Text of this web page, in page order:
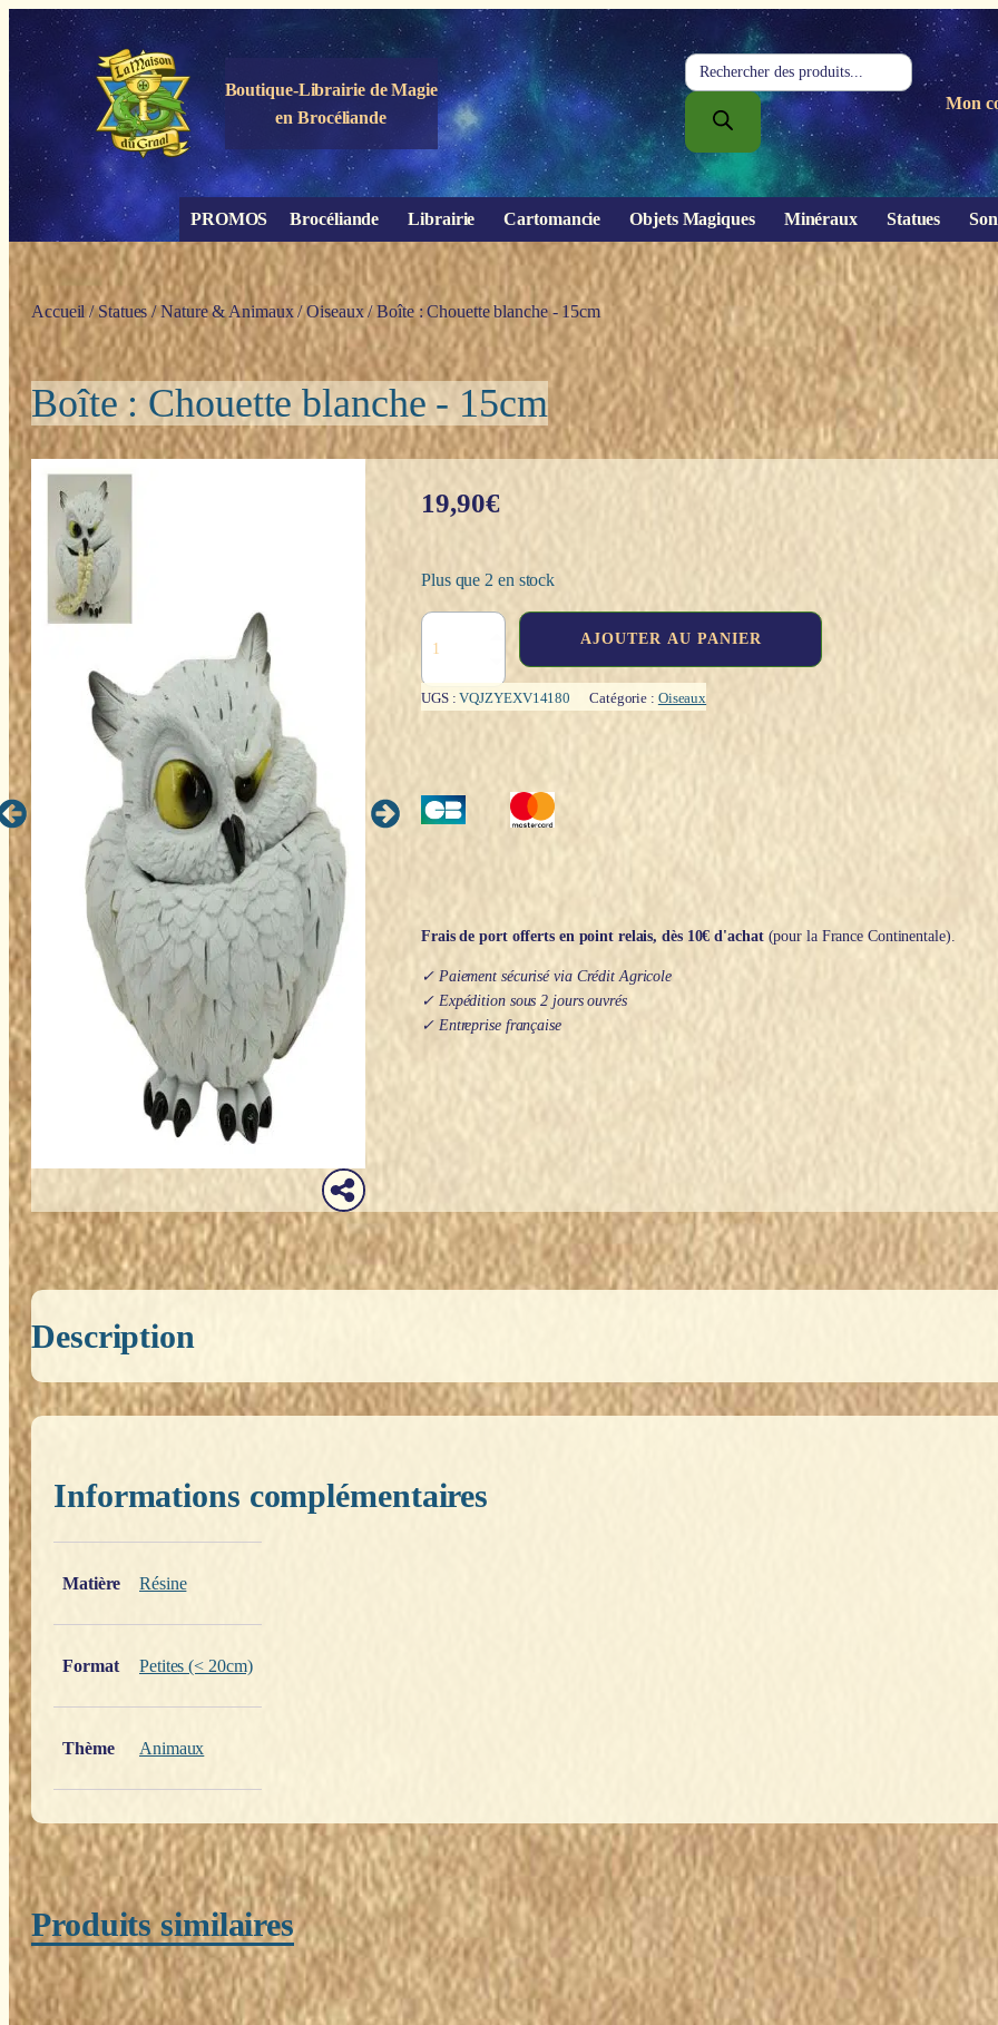
Panneau de gestion des cookies
Boutique-Librairie deMagie
en Brocéliande
Recherche
de
produits
Mon
PROMOS Brocéliande Librairie Cartomancie Objets Magiques Minéraux Statues
Accueil /Statues/Nature & Animaux/Oiseaux/ Boîte : Chouette blanche - 15cm
Boîte : Chouette blanche - 15cm
19,90€
Plus que 2 en stock
:
Chouette
AJOUTER AU PANIER
UGS :VQJZYEXV14180 Catégorie : Oiseaux
Frais de port offerts en point relais, dès 10€ d'achat(pour la France Continentale).
✓ Paiement sécurisé via Crédit Agricole
✓ Expédition sous 2 jours ouvrés
✓ Entreprise française
Description
Informations complémentaires
Matière
Résine
Format Petites (< 20cm)
Thème Animaux
Produits similaires